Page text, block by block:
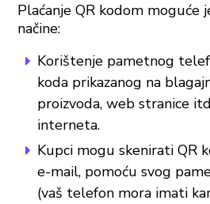
Plaćanje QR kodom moguće
načine:
Korištenje pametnog
koda prikazanog na
proizvoda, web stranice
interneta.
Kupci mogu skenirati QR
e-mail, pomoću svog
(vaš telefon mora imati